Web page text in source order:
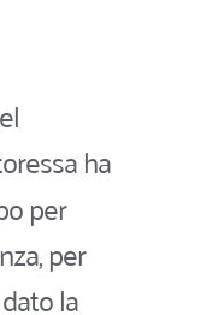
ha
per
per
la